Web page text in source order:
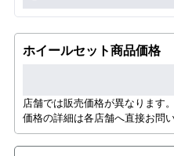
ホイールセット商品価格
店舗では販売価格が異なります。
価格の詳細は各店舗へ直接お問